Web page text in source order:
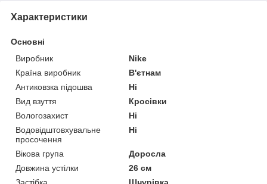
Характеристики
Основні
Виробник
Nike
Країна виробник
В'єтнам
Антиковзка підошва
Ні
Вид взуття
Кросівки
Вологозахист
Ні
Водовідштовхувальне
просочення
Ні
Вікова група
Доросла
Довжина устілки
26 см